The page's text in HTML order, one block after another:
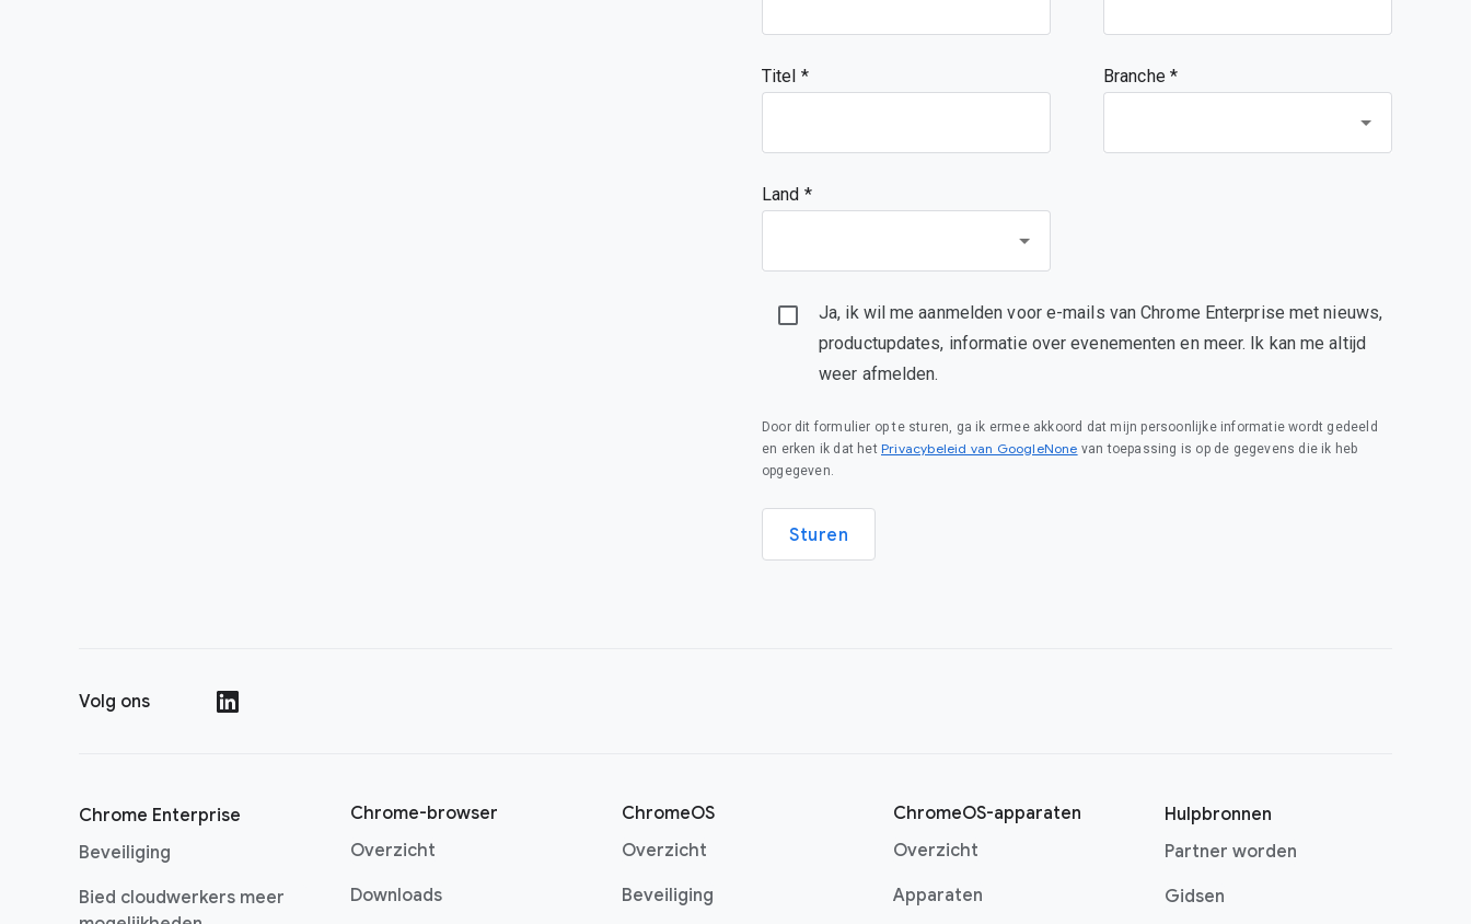
Titel Branche *
Land *
Ja, ik wil me aanmelden voor e-mails van Chrome Enterprise met nieuws,
productupdates, informatie over evenementen en meer. Ik kan me altijd
weer afmelden.
Door dit formulier op te sturen, ga ik ermee akkoord dat mijn persoonlijke informatie wordt gedeeld
en erken ik dat het Privacybeleid van GoogleNone van toepassing is op de gegevens die ik heb
opgegeven.
Sturen
Volg ons
Chrome Enterprise
Beveiliging
Bied cloudwerkers meer
Chrome-browser
Overzicht
Downloads
ChromeOS
Overzicht
Beveiliging
ChromeOS-apparaten
Overzicht
Apparaten
Hulpbronnen
Partner worden
Gidsen